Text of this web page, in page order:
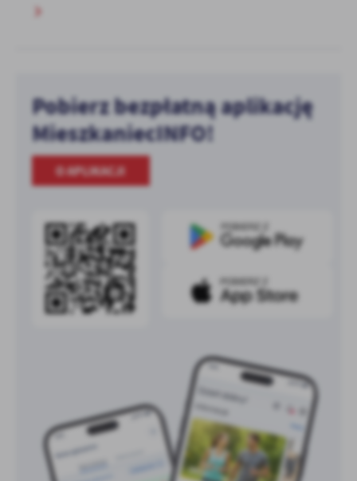
Pobierz bezpłatną aplikację
MieszkaniecINFO!
O APLIKACJI